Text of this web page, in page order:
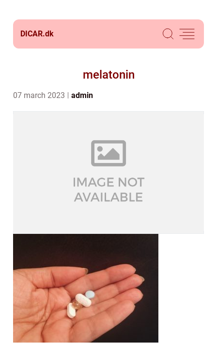
DICAR.dk
melatonin
07 march 2023 admin